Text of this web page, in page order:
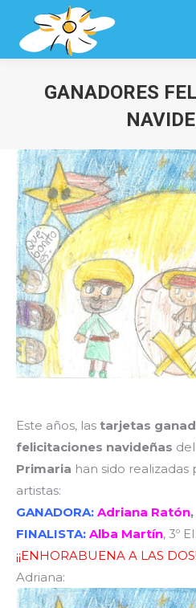
GANADORES
Este años, las tarjetas
felicitaciones navideñas
Primaria han sido realizadas
artistas:
GANADORA: Adriana Ratón,
FINALISTA: Alba Martín, 3º EI.
¡¡ENHORABUENA A LAS
Adriana: